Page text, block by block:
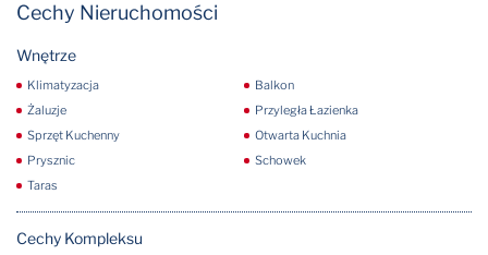
Cechy Nieruchomości
Wnętrze
Klimatyzacja
Balkon
Żaluzje
Przyległa Łazienka
Sprzęt Kuchenny
Otwarta Kuchnia
Prysznic
Schowek
Taras
Cechy Kompleksu